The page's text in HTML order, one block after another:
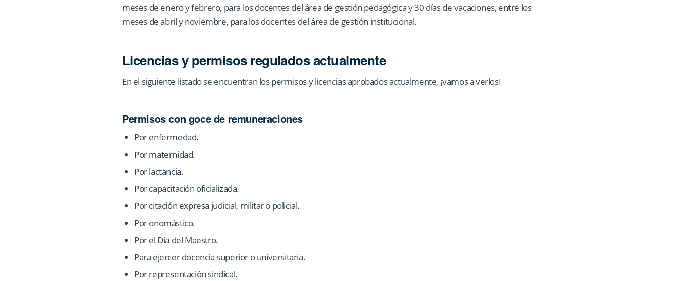
meses de enero y febrero, para los docentes del área de gestión pedagógica y 30 días de vacaciones, entre los
meses de abril y noviembre, para los docentes del área de gestión institucional.
Licencias y permisos regulados actualmente
En el siguiente listado se encuentran los permisos y licencias aprobados actualmente, ¡vamos a verlos!
Permisos con goce de remuneraciones
Por enfermedad.
Por maternidad.
Por lactancia.
Por capacitación oficializada.
Por citación expresa judicial, militar o policial.
Por onomástico.
Por el Día del Maestro.
Para ejercer docencia superior o universitaria.
Por representación sindical.